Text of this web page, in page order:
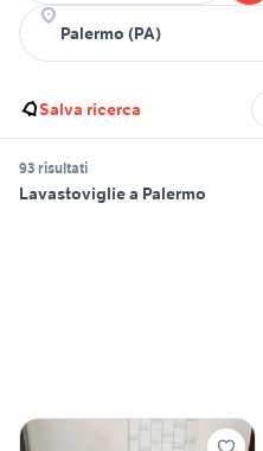
Salva ricerca
93 risultati
Lavastoviglie a Palermo